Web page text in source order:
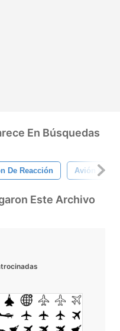
En Búsquedas
De Reacción Avión De
Este Archivo